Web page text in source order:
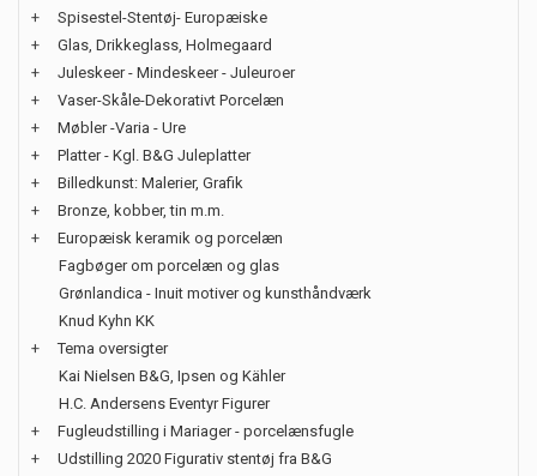
+
Spisestel-Stentøj- Europæiske
+
Glas, Drikkeglass, Holmegaard
+
Juleskeer - Mindeskeer - Juleuroer
+
Vaser-Skåle-Dekorativt Porcelæn
+
Møbler -Varia - Ure
+
Platter - Kgl. B&G Juleplatter
+
Billedkunst: Malerier, Grafik
+
Bronze, kobber, tin m.m.
+
Europæisk keramik og porcelæn
Fagbøger om porcelæn og glas
Grønlandica - Inuit motiver og kunsthåndværk
Knud Kyhn KK
+
Tema oversigter
Kai Nielsen B&G, Ipsen og Kähler
H.C. Andersens Eventyr Figurer
+
Fugleudstilling i Mariager - porcelænsfugle
+
Udstilling 2020 Figurativ stentøj fra B&G